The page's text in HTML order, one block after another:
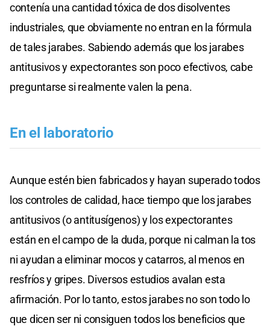
contenía una cantidad tóxica de dos disolventes
industriales, que obviamente no entran en la fórmula
de tales jarabes. Sabiendo además que los jarabes
antitusivos y expectorantes son poco efectivos, cabe
preguntarse si realmente valen la pena.
En el laboratorio
Aunque estén bien fabricados y hayan superado todos
los controles de calidad, hace tiempo que los jarabes
antitusivos (o antitusígenos) y los expectorantes
están en el campo de la duda, porque ni calman la tos
ni ayudan a eliminar mocos y catarros, al menos en
resfríos y gripes. Diversos estudios avalan esta
afirmación. Por lo tanto, estos jarabes no son todo lo
que dicen ser ni consiguen todos los beneficios que